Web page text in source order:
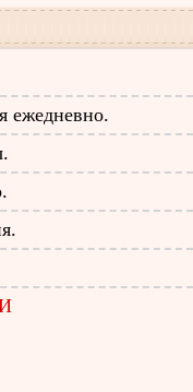
ежедневно.